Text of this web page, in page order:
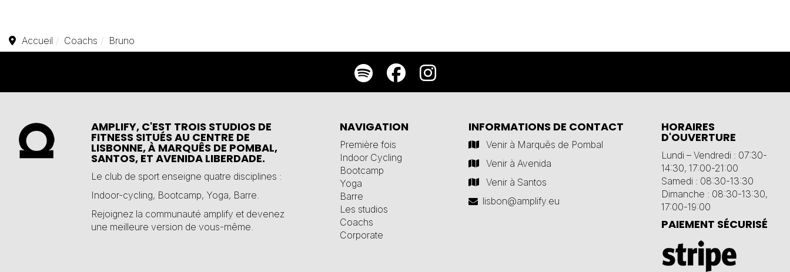
Accueil Coachs Bruno
AMPLIFY, C'EST TROIS STUDIOS DE
FITNESS SITUÉS AU CENTRE DE
LISBONNE, À MARQUÊS DE POMBAL,
SANTOS, ET AVENIDA LIBERDADE.
Le club de sport enseigne quatre disciplines :
Indoor-cycling, Bootcamp, Yoga, Barre.
Rejoignez la communauté amplify et devenez
une meilleure version de vous-même.
NAVIGATION
Première fois
Indoor Cycling
Bootcamp
Yoga
Barre
Les studios
Coachs
Corporate
INFORMATIONS DE CONTACT
Venir à Marquês de Pombal
Venir à Avenida
Venir à Santos
lisbon@amplify.eu
HORAIRES
D'OUVERTURE
Lundi – Vendredi : 07:30-
14:30, 17:00-21:00
Samedi : 08:30-13:30
Dimanche : 08:30-13:30,
17:00-19:00
PAIEMENT SÉCURISÉ